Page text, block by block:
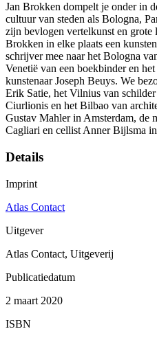
Jan Brokken dompelt je onder in
cultuur van steden als Bologna,
zijn bevlogen vertelkunst en
Brokken in elke plaats een
schrijver mee naar het Bologna
Venetië van een boekbinder en
kunstenaar Joseph Beuys. We
Erik Satie, het Vilnius van
Ciurlionis en het Bilbao van
Gustav Mahler in Amsterdam, de
Cagliari en cellist Anner Bijlsma
Details
Imprint
Atlas Contact
Uitgever
Atlas Contact, Uitgeverij
Publicatiedatum
2 maart 2020
ISBN